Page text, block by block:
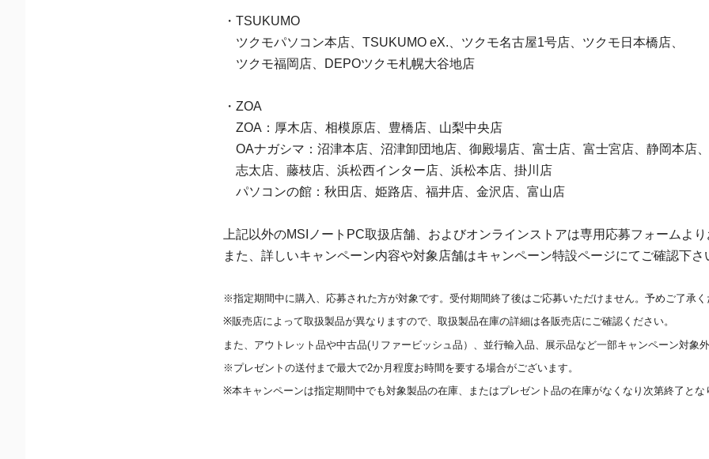
・TSUKUMO
ツクモパソコン本店、TSUKUMO eX.、ツクモ名古屋1号店、ツクモ日本橋店、
ツクモ福岡店、DEPOツクモ札幌大谷地店
・ZOA
ZOA：厚木店、相模原店、豊橋店、山梨中央店
OAナガシマ：沼津本店、沼津卸団地店、御殿場店、富士店、富士宮店、静岡本店
志太店、藤枝店、浜松西インター店、浜松本店、掛川店
パソコンの館：秋田店、姫路店、福井店、金沢店、富山店
上記以外のMSIノートPC取扱店舗、およびオンラインストアは専用応募フォームよ
また、詳しいキャンペーン内容や対象店舗はキャンペーン特設ページにてご確認下さ
※指定期間中に購入、応募された方が対象です。受付期間終了後はご応募いただけません。予めご了承
※販売店によって取扱製品が異なりますので、取扱製品在庫の詳細は各販売店にご確認ください。
また、アウトレット品や中古品(リファービッシュ品）、並行輸入品、展示品など一部キャンペーン対象
※プレゼントの送付まで最大で2か月程度お時間を要する場合がございます。
※本キャンペーンは指定期間中でも対象製品の在庫、またはプレゼント品の在庫がなくなり次第終了とな